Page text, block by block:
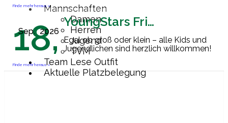
Mannschaften
Damen
Herren
Jugend
TVM
Team Lese Outfit
Aktuelle Platzbelegung
Endrunde zur Deutschen
Mannschaftsmeisterschaft der Herren
60 zu sein. Ab[…]
Finde mehr heraus »
Sep.
18,
2026
YoungStars Friday
Egal ob groß oder klein – alle Kids und
Jugendlichen sind herzlich willkommen!
Finde mehr heraus »